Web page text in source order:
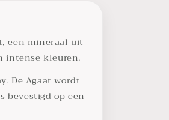
een mineraal uit
intense kleuren.
De Agaat wordt
bevestigd op een